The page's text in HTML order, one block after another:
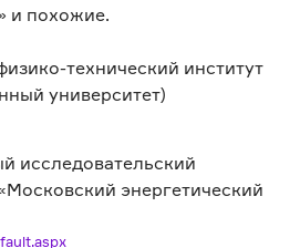
и похожие.
технический институт
университет)
исследовательский
энергетический